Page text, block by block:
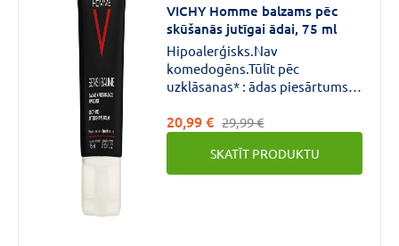
VICHY Homme balzams pēc
skūšanās jutīgai ādai, 75 ml
Hipoalerģisks.Nav
komedogēns.Tūlīt pēc
uzklāsanas* : ādas piesārtums,
kairinājums mazinās.Lietojot
ikdienā pierādīts kumulatīvs
efekts* piesārtuma,
dedzināšanas un kairinājuma
20,99 € 29,99 €
SKATĪT PRODUKTU